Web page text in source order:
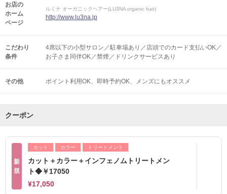
お店の
ホーム
ページ
ルミナ オーガニックヘアー(LU3NA organic hair)
http://www.lu3na.jp
こだわり
条件
4席以下の小型サロン／駐車場あり／店頭でのカード支払いOK／
お子さま同伴OK／禁煙／ドリンクサービスあり
その他 ポイント利用OK 即時予約OK メンズにもオススメ
クーポン
新
規
カット カラー トリートメント
カット＋カラー＋インフェノムトリートメン
ト◆￥17050
¥17,050